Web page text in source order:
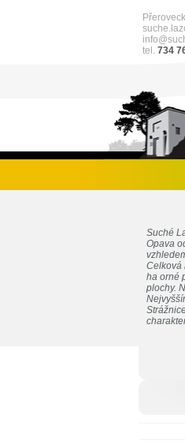
tel. 734
Suché
Opava
Celková
ha orné
plochy.